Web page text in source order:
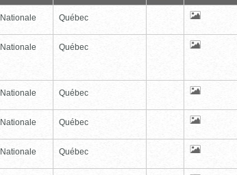
Québec
Québec
Québec
Québec
Québec